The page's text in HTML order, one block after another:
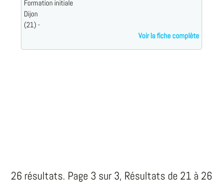
Formation initiale
Dijon
(21) -
Voir la fiche complète
26 résultats. Page 3 sur 3, Résultats de 21 à 26